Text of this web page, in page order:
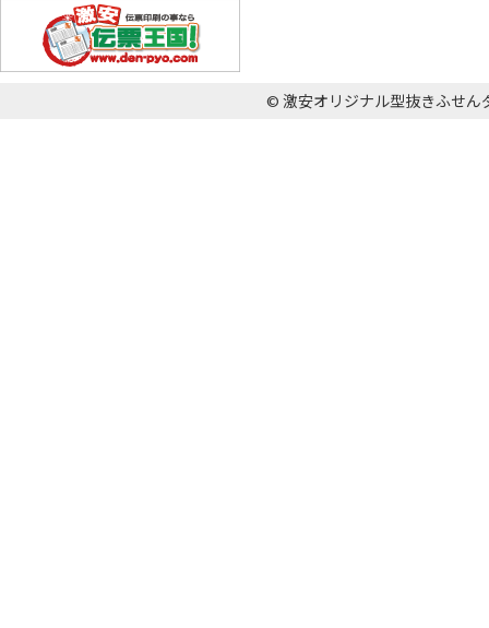
© 激安オリジナル型抜きふせん